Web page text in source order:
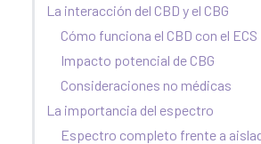
La interacción del CBD y el CBG
Cómo funciona el CBD con el ECS
Impacto potencial de CBG
Consideraciones no médicas
La importancia del espectro
Espectro completo frente a